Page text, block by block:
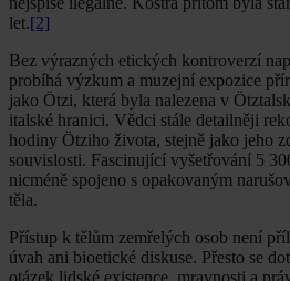
let.[2]
Bez výrazných etických kontroverzí
probíhá výzkum a muzejní expozice
jako Ötzi, která byla nalezena v
italské hranici. Vědci stále detailněji
hodiny Ötziho života, stejně jako jeho
souvislosti. Fascinující vyšetřování 5
nicméně spojeno s opakovaným
těla.
Přístup k tělům zemřelých osob není
úvah ani bioetické diskuse. Přesto se
otázek lidské existence, mravnosti a